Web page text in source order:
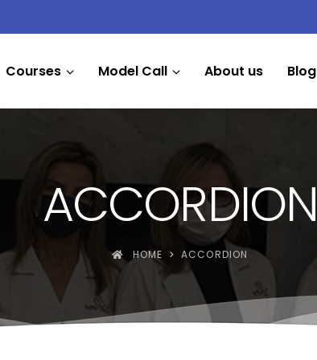
Courses Model Call About us Blog
ACCORDION
HOME ACCORDION